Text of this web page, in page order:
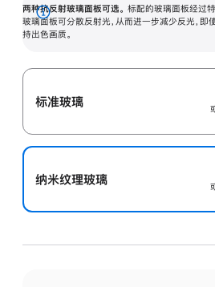
两种抗反射玻璃面板可选。 标配的玻璃面板经过
玻璃面板可分散反射光，从而进一步减少反光，
持出色画质。
展
开
标准玻璃
纳米纹理玻璃